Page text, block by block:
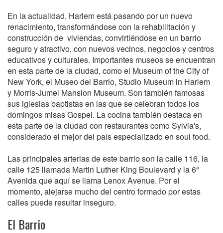
En la actualidad, Harlem está pasando por un nuevo
renacimiento, transformándose con la rehabilitación y
construcción de viviendas, convirtiéndose en un barrio
seguro y atractivo, con nuevos vecinos, negocios y centros
educativos y culturales. Importantes museos se encuentran
en esta parte de la ciudad, como el Museum of the City of
New York, el Museo del Barrio, Studio Museum in Harlem
y Morris-Jumel Mansion Museum. Son también famosas
sus iglesias baptistas en las que se celebran todos los
domingos misas Gospel. La cocina también destaca en
esta parte de la ciudad con restaurantes como Sylvia's,
considerado el mejor del país especializado en soul food.
Las principales arterias de este barrio son la calle 116, la
calle 125 llamada Martin Luther King Boulevard y la 6ª
Avenida que aquí se llama Lenox Avenue. Por el
momento, alejarse mucho del centro formado por estas
calles puede resultar inseguro.
El Barrio